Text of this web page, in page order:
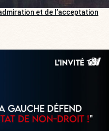
et de l’acceptation